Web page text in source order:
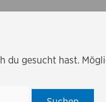
gesucht hast.